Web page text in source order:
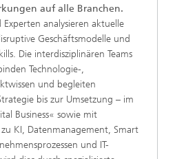
auf alle Branchen.
analysieren aktuelle
Geschäftsmodelle und
Die interdisziplinären Teams
Technologie-,
und begleiten
bis zur Umsetzung – im
Business« sowie mit
KI, Datenmanagement, Smart
und IT-